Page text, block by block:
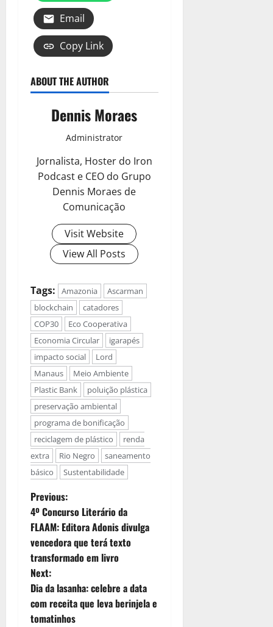
Email
Copy Link
ABOUT THE AUTHOR
Dennis Moraes
Administrator
Jornalista, Hoster do Iron
Podcast e CEO do Grupo
Dennis Moraes de
Comunicação
Visit Website
View All Posts
Tags: Amazonia
Ascarman
blockchain
catadores
COP30
Eco Cooperativa
Economia Circular
igarapés
impacto social
Lord
Manaus
Meio Ambiente
Plastic Bank
poluição plástica
preservação ambiental
programa de bonificação
reciclagem de plástico
renda
extra
Rio Negro
saneamento
básico
Sustentabilidade
Previous:
4º Concurso Literário da
FLAAM: Editora Adonis divulga
vencedora que terá texto
transformado em livro
Next:
Dia da lasanha: celebre a data
com receita que leva berinjela e
tomatinhos